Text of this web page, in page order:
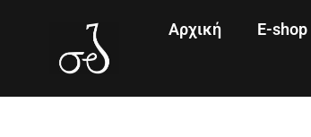
Αρχική E-shop